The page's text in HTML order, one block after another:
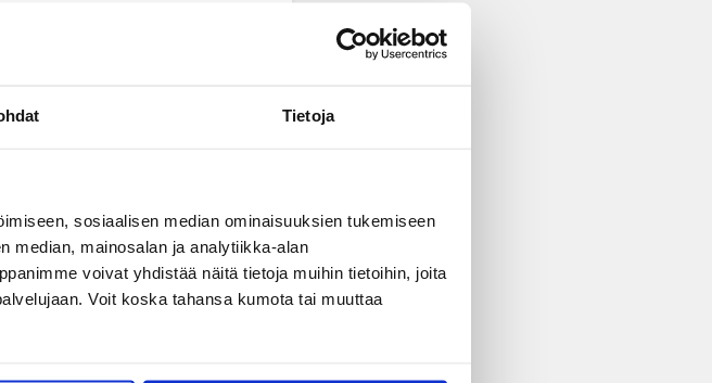
Tietoja
sosiaalisen median ominaisuuksien tukemiseen
median, mainosalan ja analytiikka-alan
voivat yhdistää näitä tietoja muihin tietoihin, joita
Voit koska tahansa kumota tai muuttaa